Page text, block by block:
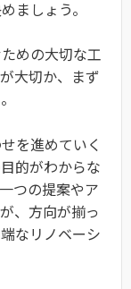
ましょう。
めの大切な工
大切か、まず
を進めていく
的がわからな
つの提案やア
、方向が揃っ
なリノベーシ